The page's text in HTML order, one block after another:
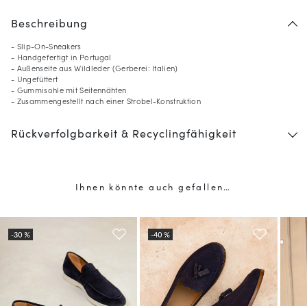
Beschreibung
- Slip-On-Sneakers
- Handgefertigt in Portugal
- Außenseite aus Wildleder (Gerberei: Italien)
- Ungefüttert
- Gummisohle mit Seitennähten
- Zusammengestellt nach einer Strobel-Konstruktion
Rückverfolgbarkeit & Recyclingfähigkeit
Ihnen könnte auch gefallen…
Mehr über die Verarbeitung Ihrer Daten und über Ihre Rechte erfahren